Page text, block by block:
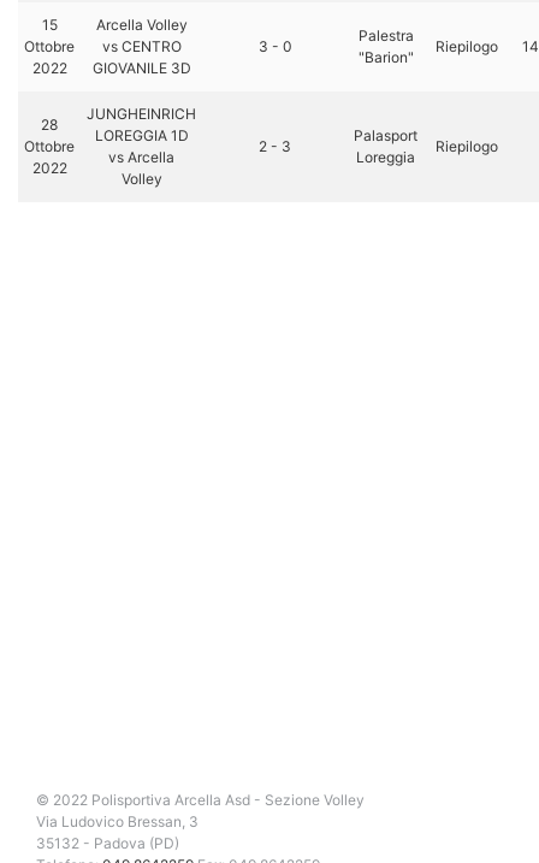
15
Ottobre
2022
Arcella Volley
vs CENTRO
GIOVANILE 3D
3 - 0
Palestra
"Barion"
Riepilogo
28
Ottobre
2022
JUNGHEINRICH
LOREGGIA 1D
vs Arcella
Volley
2 - 3
Palasport
Loreggia
Riepilogo
© 2022 Polisportiva Arcella Asd - Sezione Volley
Via Ludovico Bressan, 3
35132 - Padova (PD)